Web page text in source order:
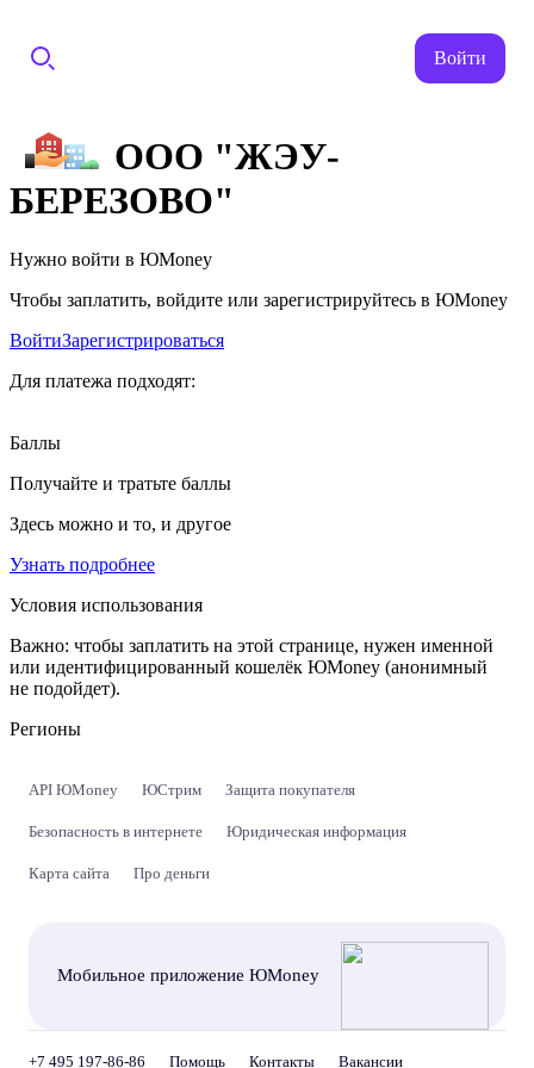
Войти
ООО "ЖЭУ-
БЕРЕЗОВО"
Нужно войти в ЮMoney
Чтобы заплатить, войдите или зарегистрируйтесь в ЮMoney
ВойтиЗарегистрироваться
Для платежа подходят:
Баллы
Получайте и тратьте баллы
Здесь можно и то, и другое
Узнать подробнее
Условия использования
Важно: чтобы заплатить на этой странице, нужен именной
или идентифицированный кошелёк ЮMoney (анонимный
не подойдет).
Регионы
API ЮMoney ЮСтрим Защита покупателя
Безопасность в интернете Юридическая информация
Карта сайта Про деньги
Мобильное приложение ЮMoney
+7 495 197-86-86 Помощь Контакты Вакансии